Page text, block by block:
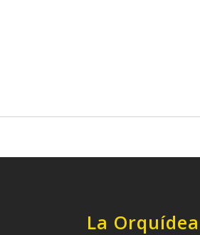
La Orquídea